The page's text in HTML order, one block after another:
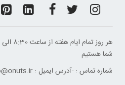
شما هستیم
شماره تماس : -آدرس ایمیل :